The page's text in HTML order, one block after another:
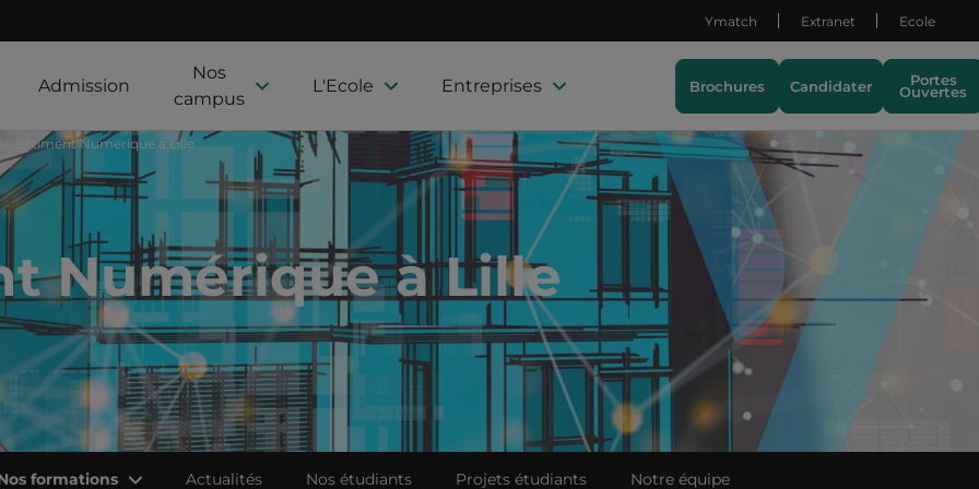
Admission
Nos
campus
L'Ecole Entreprises
Ymatch Extranet Ecole
Brochures Candidater Portes
Ouvertes
Bâtiment Numérique à Lille
Numérique à Lille
formations Actualités Nos étudiants Projets étudiants Notre équipe